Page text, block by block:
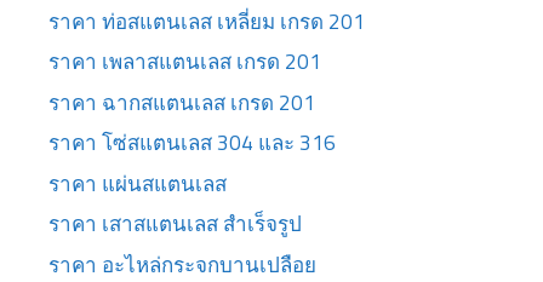
ราคา ท่อสแตนเลส เหลี่ยม เกรด 201
ราคา เพลาสแตนเลส เกรด 201
ราคา ฉากสแตนเลส เกรด 201
ราคา โซ่สแตนเลส 304 และ 316
ราคา แผ่นสแตนเลส
ราคา เสาสแตนเลส สำเร็จรูป
ราคา อะไหล่กระจกบานเปลือย